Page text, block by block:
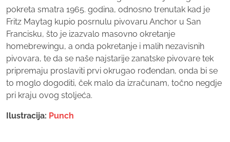
pokreta smatra 1965. godina, odnosno trenutak kad je
Fritz Maytag kupio posrnulu pivovaru Anchor u San
Francisku, što je izazvalo masovno okretanje
homebrewingu, a onda pokretanje i malih nezavisnih
pivovara, te da se naše najstarije zanatske pivovare tek
pripremaju proslaviti prvi okrugao rođendan, onda bi se
to moglo dogoditi, ček malo da izračunam, točno negdje
pri kraju ovog stoljeća.
Ilustracija: Punch